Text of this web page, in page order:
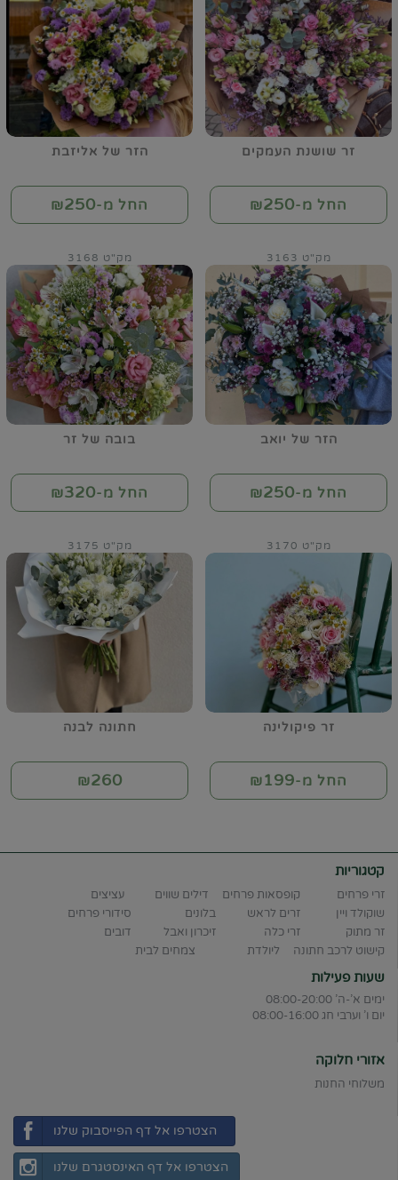
זר שושנת העמקים
החל מ-₪250
הזר של אליזבת
החל מ-₪250
הזר של יואב
מק"ט 3163
החל מ-₪250
בובה של זר
מק"ט 3168
החל מ-₪320
זר פיקולינה
מק"ט 3170
החל מ-₪199
חתונה לבנה
מק"ט 3175
₪260
קטגוריות
זרי פרחים קופסאות פרחים דילים שווים
עציצים
שוקולד ויין
זרים לראש בלונים
סידורי פרחים
זר מתוק
זרי כלה זיכרון ואבל
דובים
קישוט לרכב חתונה
ליולדת צמחים לבית
שעות פעילות
ימים א'-ה' 08:00-20:00
יום ו' וערבי חג 08:00-16:00
אזורי חלוקה
משלוחי החנות
הצטרפו אל דף הפייסבוק שלנו
הצטרפו אל דף האינסטגרם שלנו